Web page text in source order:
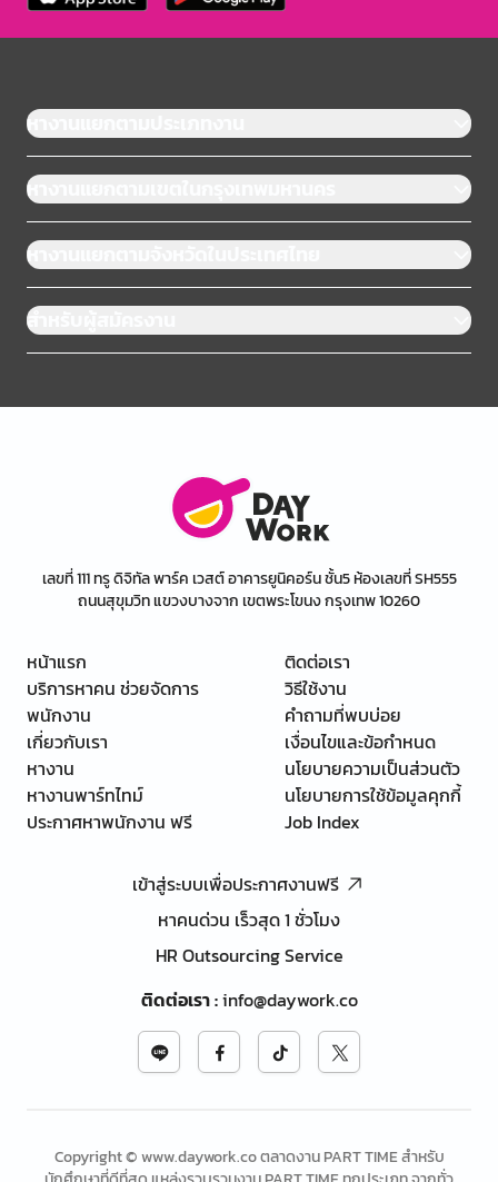
หางานแยกตามประเภทงาน
หางานแยกตามเขตในกรุงเทพมหานคร
หางานแยกตามจังหวัดในประเทศไทย
สำหรับผู้สมัครงาน
เลขที่ 111 ทรู ดิจิทัล พาร์ค เวสต์ อาคารยูนิคอร์น ชั้น5 ห้องเลขที่ SH555
ถนนสุขุมวิท แขวงบางจาก เขตพระโขนง กรุงเทพ 10260
หน้าแรก
บริการหาคน ช่วยจัดการ
พนักงาน
เกี่ยวกับเรา
หางาน
หางานพาร์ทไทม์
ประกาศหาพนักงาน ฟรี
ติดต่อเรา
วิธีใช้งาน
คำถามที่พบบ่อย
เงื่อนไขและข้อกำหนด
นโยบายความเป็นส่วนตัว
นโยบายการใช้ข้อมูลคุกกี้
Job Index
เข้าสู่ระบบเพื่อประกาศงานฟรี
หาคนด่วน เร็วสุด 1 ชั่วโมง
HR Outsourcing Service
ติดต่อเรา:info@daywork.co
Copyright © www.daywork.co ตลาดงาน PART TIME สำหรับ